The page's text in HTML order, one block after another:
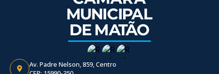
Av. Padre Nelson, 859, Centro